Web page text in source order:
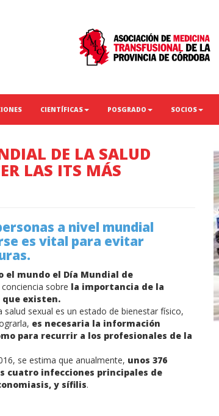
CIENTÍFICAS POSGRADO SOCIOS
DE LA SALUD
LAS ITS MÁS
a nivel mundial
es vital para evitar
el mundo el Día Mundial de
sobre la importancia de la
que existen.
salud sexual es un estado de bienestar físico,
es necesaria la información
para recurrir a los profesionales de la
se estima que anualmente, unos 376
cuatro infecciones principales de
y sífilis.